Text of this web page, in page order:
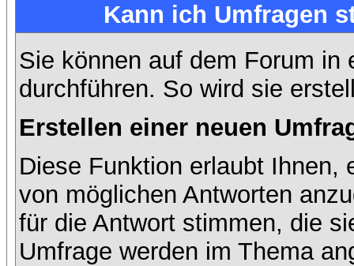
Kann ich Umfragen
Sie können auf dem Forum in
durchführen. So wird sie
Erstellen einer neuen
Diese Funktion erlaubt Ihnen,
von möglichen Antworten
für die Antwort stimmen, die
Umfrage werden im Thema